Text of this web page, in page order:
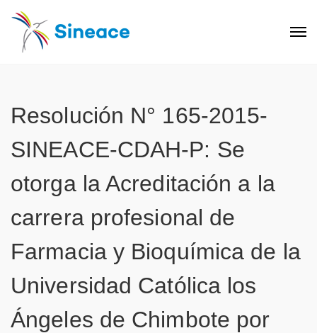
Resolución N° 165-2015-
SINEACE-CDAH-P: Se
otorga la Acreditación a la
carrera profesional de
Farmacia y Bioquímica de la
Universidad Católica los
Ángeles de Chimbote por